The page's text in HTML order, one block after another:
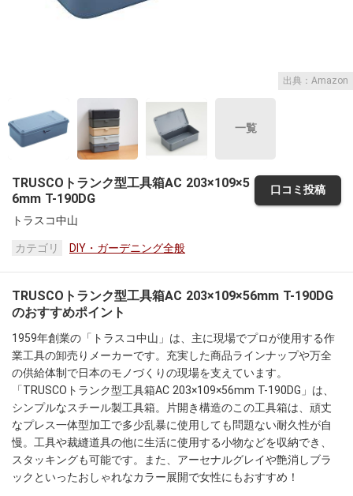
出典：Amazon
一覧
TRUSCOトランク型工具箱AC 203×109×5
6mm T-190DG
トラスコ中山
口コミ投稿
カテゴリ DIY・ガーデニング全般
TRUSCOトランク型工具箱AC 203×109×56mm T-190DG
のおすすめポイント
1959年創業の「トラスコ中山」は、主に現場でプロが使用する作
業工具の卸売りメーカーです。充実した商品ラインナップや万全
の供給体制で日本のモノづくりの現場を支えています。
「TRUSCOトランク型工具箱AC 203×109×56mm T-190DG」は、
シンプルなスチール製工具箱。片開き構造のこの工具箱は、頑丈
なプレス一体型加工で多少乱暴に使用しても問題ない耐久性が自
慢。工具や裁縫道具の他に生活に使用する小物などを収納でき、
スタッキングも可能です。また、アーセナルグレイや艶消しブラ
ックといったおしゃれなカラー展開で女性にもおすすめ！